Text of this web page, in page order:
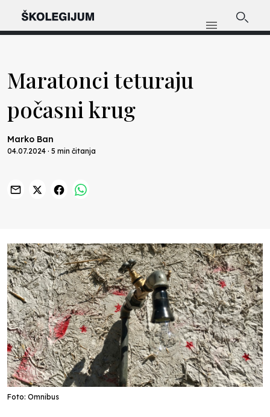
Maratonci teturaju
počasni krug
Marko Ban
04.07.2024 · 5 min čitanja
Foto: Omnibus